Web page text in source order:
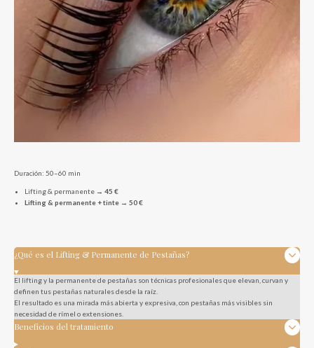
Duración: 50–60 min
Lifting & permanente → 45 €
Lifting & permanente + tinte → 50 €
¿Qué es el Lifting & Permanente de Pestañas?
El lifting y la permanente de pestañas son técnicas profesionales que elevan, curvan y
definen tus pestañas naturales desde la raíz.
El resultado es una mirada más abierta y expresiva, con pestañas más visibles sin
necesidad de rímel o extensiones.
Beneficios del tratamiento